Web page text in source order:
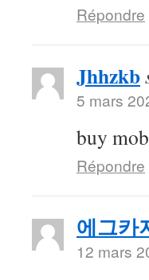
Répondre
Jhhzkb
5 mars
buy
Répondre
에그카
12 mars